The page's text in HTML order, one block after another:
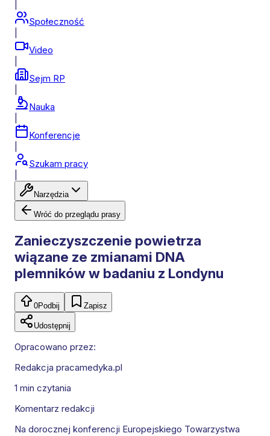
Społeczność
Video
Sejm RP
Nauka
Konferencje
Szukam pracy
Narzędzia
Wróć do przeglądu prasy
Zanieczyszczenie powietrza
wiązane ze zmianami DNA
plemników w badaniu z Londynu
0Podbij Zapisz
Udostępnij
Opracowano przez:
Redakcja pracamedyka.pl
1 min czytania
Komentarz redakcji
Na dorocznej konferencji Europejskiego Towarzystwa